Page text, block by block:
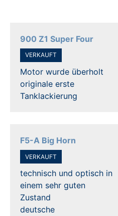
900 Z1 Super Four
VERKAUFT
Motor wurde überholt
originale erste
Tanklackierung
F5-A Big Horn
VERKAUFT
technisch und optisch in
einem sehr guten
Zustand
deutsche